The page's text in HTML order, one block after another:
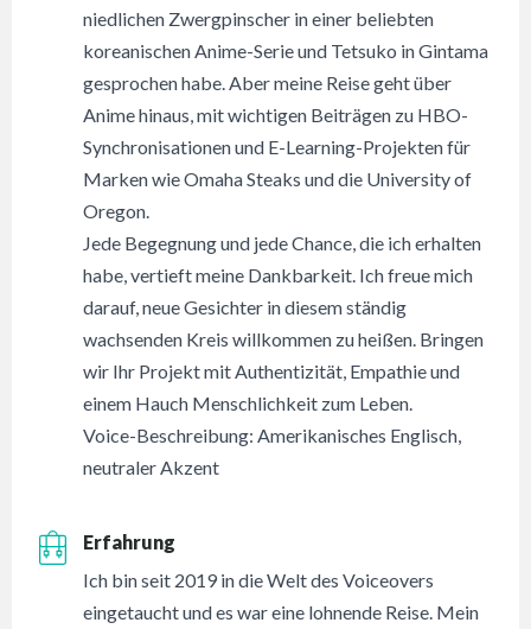
niedlichen Zwergpinscher in einer beliebten
koreanischen Anime-Serie und Tetsuko in Gintama
gesprochen habe. Aber meine Reise geht über
Anime hinaus, mit wichtigen Beiträgen zu HBO-
Synchronisationen und E-Learning-Projekten für
Marken wie Omaha Steaks und die University of
Oregon.
Jede Begegnung und jede Chance, die ich erhalten
habe, vertieft meine Dankbarkeit. Ich freue mich
darauf, neue Gesichter in diesem ständig
wachsenden Kreis willkommen zu heißen. Bringen
wir Ihr Projekt mit Authentizität, Empathie und
einem Hauch Menschlichkeit zum Leben.
Voice-Beschreibung: Amerikanisches Englisch,
neutraler Akzent
Erfahrung
Ich bin seit 2019 in die Welt des Voiceovers
eingetaucht und es war eine lohnende Reise. Mein